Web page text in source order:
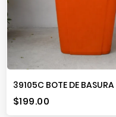
Precio
$199.00